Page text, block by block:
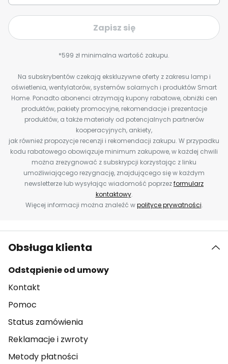
Zapisz się
*599 zł minimalna wartość zakupu.
Na subskrybentów czekają ekskluzywne oferty z zakresu lamp i
oświetlenia, wentylatorów, systemów solarnych i produktów Smart
Home. Ponadto abonenci otrzymają kupony rabatowe, obniżki cen
produktów, pakiety promocyjne, rekomendacje i prezentacje
produktów, a także materiały od potencjalnych partnerów
kooperacyjnych, ankiety,
jak również propozycje recenzji i rekomendacji zakupu. W przypadku
kodu rabatowego obowiązuje minimum zakupowe, w każdej chwili
można zrezygnować z subskrypcji korzystając z linku
umożliwiającego rezygnację, znajdującego się w każdym
newsletterze lub wysyłając wiadomość poprzezformularz
kontaktowy.
Więcej informacji można znaleźć wpolityce prywatności.
Obsługa klienta
Odstąpienie od umowy
Kontakt
Pomoc
Status zamówienia
Reklamacje i zwroty
Metody płatności